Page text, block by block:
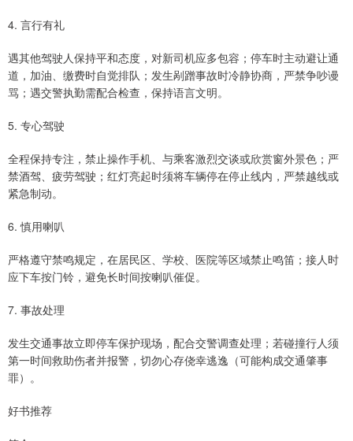
4. 言行有礼
遇其他驾驶人保持平和态度，对新司机应多包容；停车时主动避让通
道，加油、缴费时自觉排队；发生剐蹭事故时冷静协商，严禁争吵谩
骂；遇交警执勤需配合检查，保持语言文明。
5. 专心驾驶
全程保持专注，禁止操作手机、与乘客激烈交谈或欣赏窗外景色；严
禁酒驾、疲劳驾驶；红灯亮起时须将车辆停在停止线内，严禁越线或
紧急制动。
6. 慎用喇叭
严格遵守禁鸣规定，在居民区、学校、医院等区域禁止鸣笛；接人时
应下车按门铃，避免长时间按喇叭催促。
7. 事故处理
发生交通事故立即停车保护现场，配合交警调查处理；若碰撞行人须
第一时间救助伤者并报警，切勿心存侥幸逃逸（可能构成交通肇事
罪）。
好书推荐